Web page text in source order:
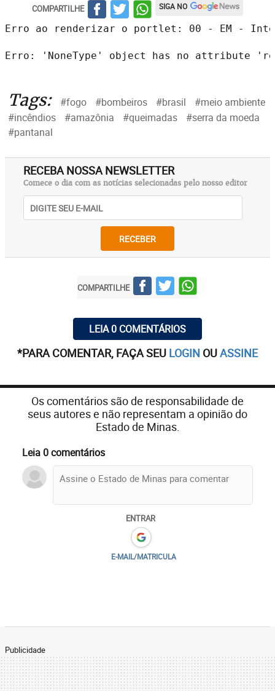
COMPARTILHE SIGA NO
Erro ao renderizar o portlet: 00 - EM -
Erro: 'NoneType' object has no attribute
Tags: #fogo #bombeiros #brasil
#meio ambiente
#incêndios
#amazônia #queimadas
#serra da moeda
#pantanal
RECEBA NOSSA NEWSLETTER
Comece o dia com as notícias selecionadas pelo nosso editor
RECEBER
COMPARTILHE
LEIA 0 COMENTÁRIOS
*PARA COMENTAR, FAÇA SEU LOGIN OUASSINE
Os comentários são de responsabilidade de
seus autores e não representam a opinião do
Estado de Minas.
Leia 0 comentários
ENTRAR
E-MAIL/MATRICULA
Publicidade